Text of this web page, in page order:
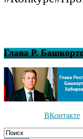
Глава Р.
ВКонтакте